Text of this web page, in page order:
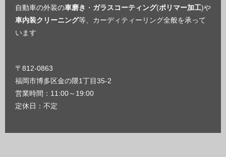
自動車の外装の車磨き ・ ガラスコーティング(ポリマー加工)や
車内装クリーニング等、カーディティーリング全般を承って
います
〒812-0863
福岡市博多区金の隈1丁目35-2
営業時間：11:00～19:00
定休日：不定